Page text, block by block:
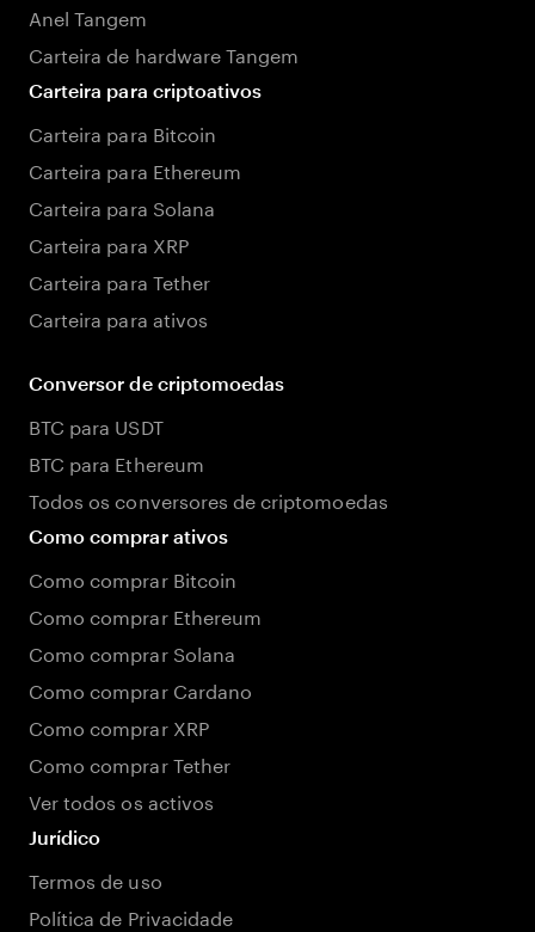
Anel Tangem
Carteira de hardware Tangem
Carteira para criptoativos
Carteira para Bitcoin
Carteira para Ethereum
Carteira para Solana
Carteira para XRP
Carteira para Tether
Carteira para ativos
Conversor de criptomoedas
BTC para USDT
BTC para Ethereum
Todos os conversores de criptomoedas
Como comprar ativos
Como comprar Bitcoin
Como comprar Ethereum
Como comprar Solana
Como comprar Cardano
Como comprar XRP
Como comprar Tether
Ver todos os activos
Jurídico
Termos de uso
Política de Privacidade